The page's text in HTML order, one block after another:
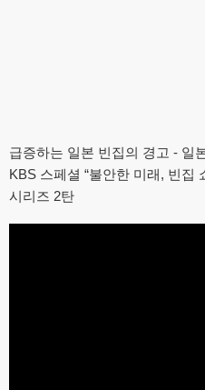
급증하는 일본 빈집의 경고 - 일
KBS 스페셜 “불안한 미래, 빈집
시리즈 2탄